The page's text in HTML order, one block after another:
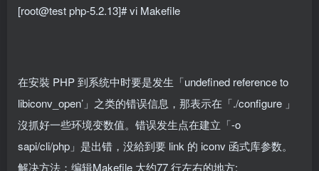
[root@test php-5.2.13]# vi Makefile
在安裝 PHP 到系统中时要是发生「undefined reference to
libiconv_open’」之类的错误信息，那表示在「./configure 」
沒抓好一些环境变数值。错误发生点在建立「-o
sapi/cli/php」是出错，没給到要 link 的 iconv 函式库参数。
解决方法：编辑Makefile 大约77 行左右的地方: